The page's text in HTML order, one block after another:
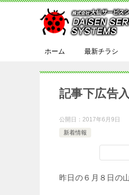
ホーム 最新チラシ
記事下広告
公開日： 2017年6月9日
新着情報
昨日の６月８日の